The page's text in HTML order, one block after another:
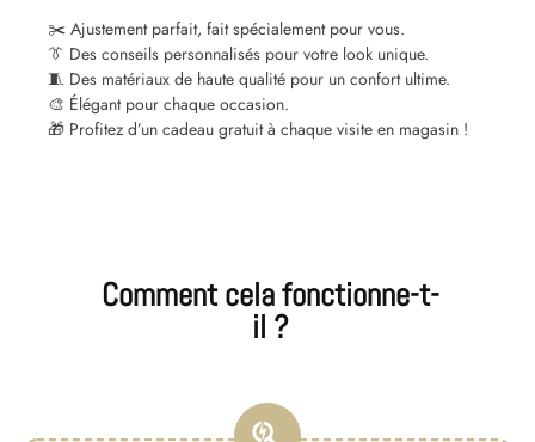
✂️ Ajustement parfait, fait spécialement pour vous.
👔 Des conseils personnalisés pour votre look unique.
🧵 Des matériaux de haute qualité pour un confort ultime.
🎨 Élégant pour chaque occasion.
🎁 Profitez d’un cadeau gratuit à chaque visite en magasin !
Comment cela fonctionne-t-
il ?